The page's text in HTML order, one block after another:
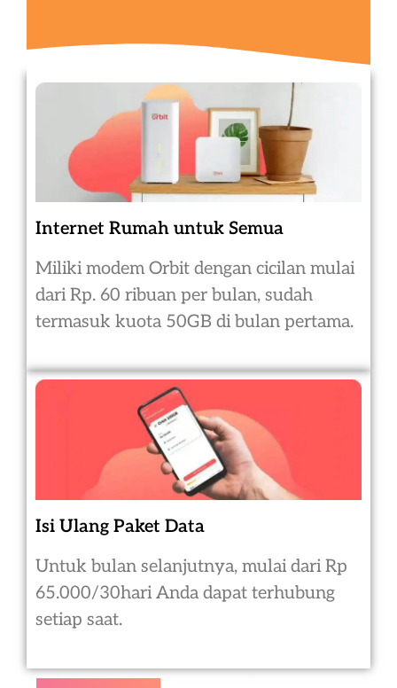
Internet Rumah untuk Semua
Miliki modem Orbit dengan cicilan mulai
dari Rp. 60 ribuan per bulan, sudah
termasuk kuota 50GB di bulan pertama.
Isi Ulang Paket Data
Untuk bulan selanjutnya, mulai dari Rp
65.000/30hari Anda dapat terhubung
setiap saat.